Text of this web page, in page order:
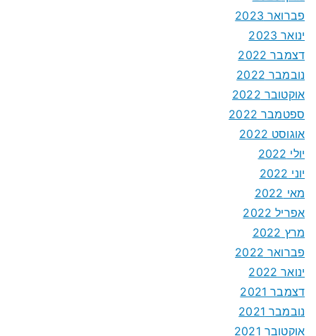
פברואר 2023
ינואר 2023
דצמבר 2022
נובמבר 2022
אוקטובר 2022
ספטמבר 2022
אוגוסט 2022
יולי 2022
יוני 2022
מאי 2022
אפריל 2022
מרץ 2022
פברואר 2022
ינואר 2022
דצמבר 2021
נובמבר 2021
אוקטובר 2021